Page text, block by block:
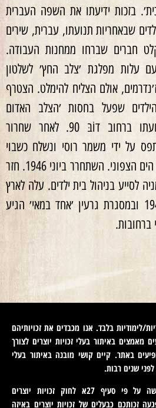
בזכות ידיעתו את השפה העברית
שבאחריות תנועתו, עברית, שירים
חברים שברחו ממחנות העבודה.
באוקטובר 1944, עם עלות מפלגת ׳צלב החץ׳ לשלטון
אולם הצליח להימלט. הצטרף
שפעל בחסות ׳הצלב האדום
הבינלאומי׳ ובאחריות תנועתו ברחוב דוֹבּ 90. לאחר שחרור
בינואר 1945, נתפס על ידי משמר רוסי ונשלח כשבוי
לעיר ארכנגלסק שעל שפת הים הצפוני. השתחרר ביוני 1946. חזר
לסייע בניהול בית ילדים. עלה לארץ
עם קבוצת ילדים ביוני 1948 ובמסגרת גרעין ׳אחד במאי׳ הגיע
ברחובות.
לימודיות בלבד. אנו מכבדים את זכויותיהם
מאמצים באיתור בעלי זכויות יוצרים לצורך
באתר. קיים קושי מובנה באיתור בעלי
לפני שנים רבות.
השימוש בזכויות היוצרים נעשה על פי סעיף 27א לחוק זכויות יוצרים
נפגעה זכותכם כבעלים של זכויות יוצרים באיזה